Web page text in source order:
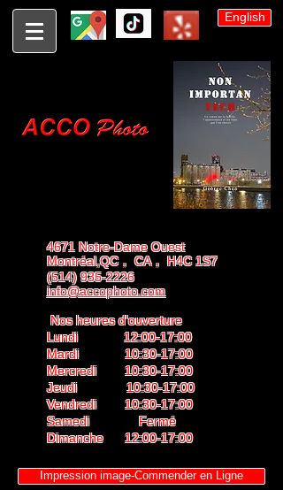
English
4671 Notre-Dame Ouest
Montréal,QC， CA， H4C 1S7
(514) 935-2226
info@accophoto.com
Nos heures d'ouverture
Lundi 12:00-17:00
Mardi 10:30-17:00
Mercredi 10:30-17:00
Jeudi 10:30-17:00
Vendredi 10:30-17:00
Samedi Fermé
Dimanche 12:00-17:00
Impression image-Commender en Ligne